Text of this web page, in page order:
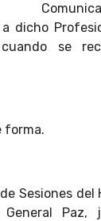
dicho
se
forma.
Sesiones del
General Paz,